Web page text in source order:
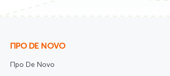
ПРО DE NOVO
Про De Novo